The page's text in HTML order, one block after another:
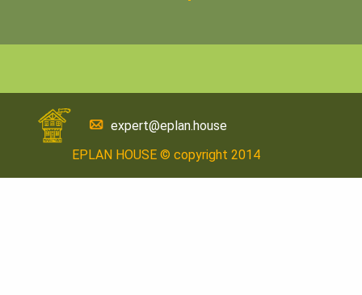
expert@eplan.house
EPLAN HOUSE © copyright 2014